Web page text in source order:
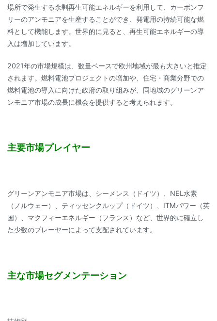
場所で発生する余剰再生可能エネルギーを利用して、カーボンフ
リーのアンモニアを生産することができ、発電用の持続可能な燃
料として機能します。世界的に見ると、再生可能エネルギーの導
入は増加しています。
2021年の市場規模は、数量ベースで欧州地域が最も大きいと推定
されます。燃料電池プロジェクトの増加や、住宅・商業分野での
燃料電池の導入に向けた政府の取り組みが、同地域のグリーンア
ンモニア市場の成長に機会を提供すると考えられます。
主要市場プレイヤー
グリーンアンモニア市場は、シーメンス（ドイツ）、NEL水素
（ノルウェー）、ティッセンクルップ（ドイツ）、ITMパワー（英
国）、マクフィーエネルギー（フランス）など、世界的に確立し
た少数のプレーヤーによって支配されています。
主な市場セグメンテーション